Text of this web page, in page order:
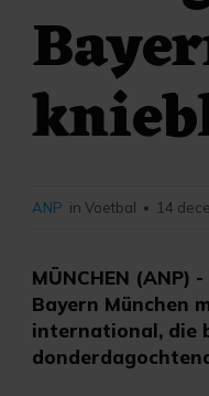
MÜNCHEN
Bayern München
international, die
ANP in Voetbal • 14